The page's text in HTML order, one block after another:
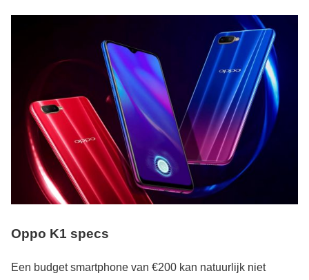
Oppo K1 specs
Een budget smartphone van €200 kan natuurlijk niet